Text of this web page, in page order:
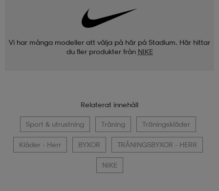
Vi har många modeller att välja på här på Stadium. Här hittar
du fler produkter från NIKE
Relaterat innehåll
Sport & utrustning Träning Träningskläder
Kläder - Herr BYXOR TRÄNINGSBYXOR - HERR
NIKE